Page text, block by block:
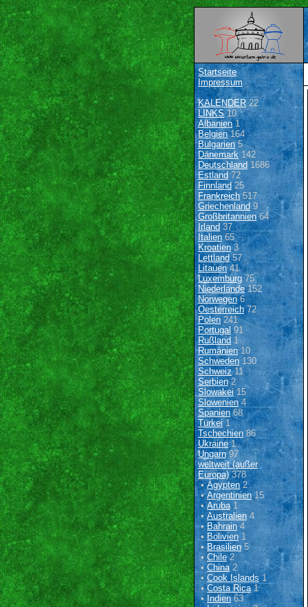
Startseite
Impressum
KALENDER22
LINKS10
Albanien1
Belgien164
Bulgarien 5
Dänemark142
Deutschland 1686
Estland 72
Finnland 25
Frankreich517
Griechenland9
Großbritannien64
Irland 37
Italien65
Kroatien3
Lettland57
Litauen41
Luxemburg 75
Niederlande152
Norwegen6
Oesterreich72
Polen 241
Portugal91
Rußland 1
Rumänien10
Schweden 130
Schweiz11
Serbien2
Slowakei15
Slowenien4
Spanien68
Türkei1
Tschechien 86
Ukraine1
Ungarn97
weltweit (außer
Europa)378
•Ägypten2
•Argentinien15
•Aruba1
•Australien 4
•Bahrain4
• Bolivien 1
•Brasilien 5
•Chile2
• China2
• Cook Islands 1
•Costa Rica1
• Indien63